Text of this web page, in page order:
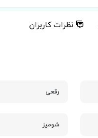
نظرات کاربران
رقعی
شومیز